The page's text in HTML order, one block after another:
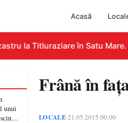
Acasă
la Titluraziare în Satu Mare.
unui
Frână în
LOCALE•21.05.2015 00:00